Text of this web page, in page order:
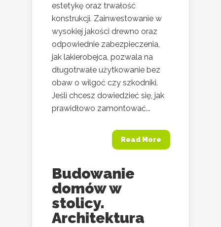
estetykę oraz trwałość
konstrukcji. Zainwestowanie w
wysokiej jakości drewno oraz
odpowiednie zabezpieczenia,
jak lakierobejca, pozwala na
długotrwałe użytkowanie bez
obaw o wilgoć czy szkodniki.
Jeśli chcesz dowiedzieć się, jak
prawidłowo zamontować...
Read More
Budowanie
domów w
stolicy.
Architektura